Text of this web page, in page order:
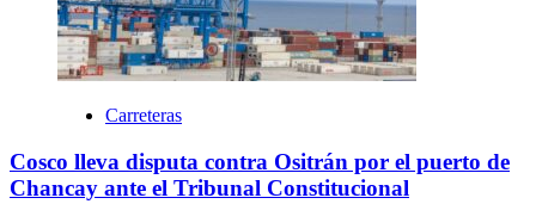
Carreteras
Cosco lleva disputa contra Ositrán por el puerto de
Chancay ante el Tribunal Constitucional